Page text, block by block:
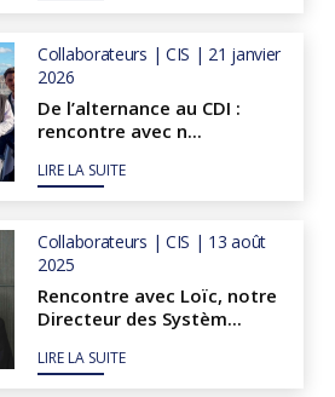
Collaborateurs | CIS | 21 janvier
2026
De l’alternance au CDI :
rencontre avec n...
LIRE LA SUITE
Collaborateurs | CIS | 13 août
2025
Rencontre avec Loïc, notre
Directeur des Systèm...
LIRE LA SUITE